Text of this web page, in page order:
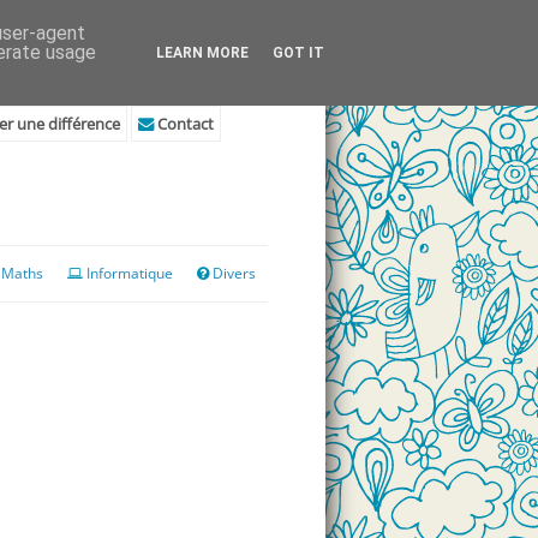
une différence Contact
Maths Informatique Divers
agent
usage
LEARN MORE GOT IT